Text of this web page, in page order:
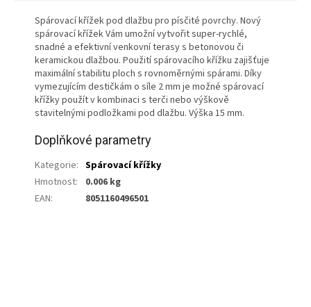
Spárovací křížek pod dlažbu pro písčité povrchy. Nový
spárovací křížek Vám umožní vytvořit super-rychlé,
snadné a efektivní venkovní terasy s betonovou či
keramickou dlažbou. Použití spárovacího křížku zajišťuje
maximální stabilitu ploch s rovnoměrnými spárami. Díky
vymezujícím destičkám o síle 2 mm je možné spárovací
křížky použít v kombinaci s terči nebo výškově
stavitelnými podložkami pod dlažbu. Výška 15 mm.
Doplňkové parametry
Kategorie: Spárovací křížky
Hmotnost:
0.006 kg
EAN: 8051160496501